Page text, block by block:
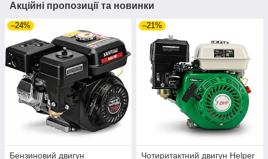
Акційні пропозиції та новинки
–24%
Бензиновий двигун
–21%
Чотиритактний двигун Helper